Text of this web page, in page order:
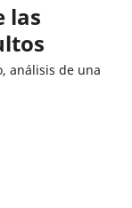
las
análisis de una